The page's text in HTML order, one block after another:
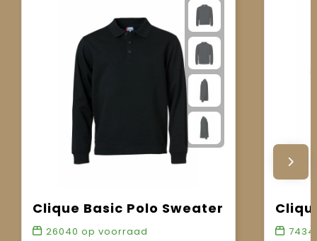
Clique Basic Polo Sweater
26040 op voorraad
7434